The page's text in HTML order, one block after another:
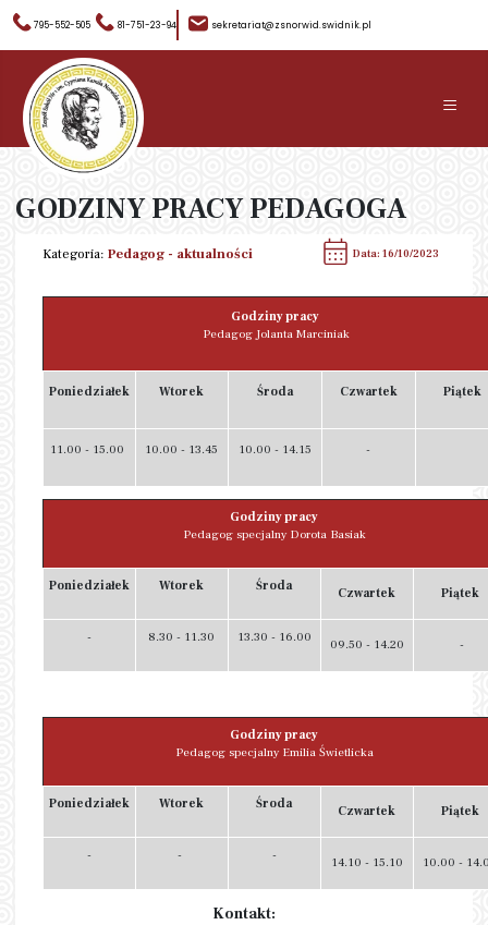
795-552-505 81-751-23-94 sekretariat@zsnorwid.swidnik.pl
≡
GODZINY PRACY PEDAGOGA
Kategoria: Pedagog - aktualności Data: 16/10/2023
Godziny pracy
Pedagog Jolanta Marciniak
Poniedziałek Wtorek Środa Czwartek Piątek
11.00 - 15.00 10.00 - 13.45 10.00 - 14.15 -
Godziny pracy
Pedagog specjalny Dorota Basiak
Poniedziałek Wtorek Środa Czwartek Piątek
- 8.30 - 11.30 13.30 - 16.00 09.50 - 14.20 -
Godziny pracy
Pedagog specjalny Emilia Świetlicka
Poniedziałek Wtorek Środa Czwartek Piątek
- - - 14.10 - 15.10 10.00 -
Kontakt: